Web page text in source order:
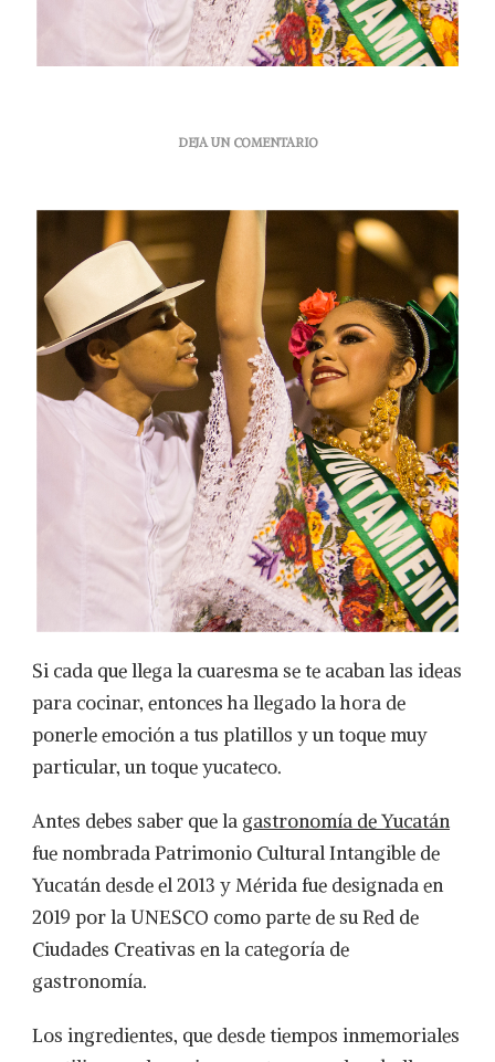
DEJA UN COMENTARIOEN
INGREDIENTES
YUCATECOS
LA
CUARESMA
Si cada que llega la cuaresma se te acaban las ideas
para cocinar, entonces ha llegado la hora de
ponerle emoción a tus platillos y un toque muy
particular, un toque yucateco.
Antes debes saber que la gastronomía de Yucatán
fue nombrada Patrimonio Cultural Intangible de
Yucatán desde el 2013 y Mérida fue designada en
2019 por la UNESCO como parte de su Red de
Ciudades Creativas en la categoría de
gastronomía.
Los ingredientes, que desde tiempos inmemoriales